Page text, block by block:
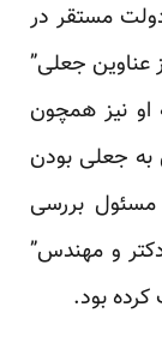
مستقر در
عناوین جعلی”
او نیز همچون
به جعلی بودن
بررسی
و مهندس”
کرده بود.